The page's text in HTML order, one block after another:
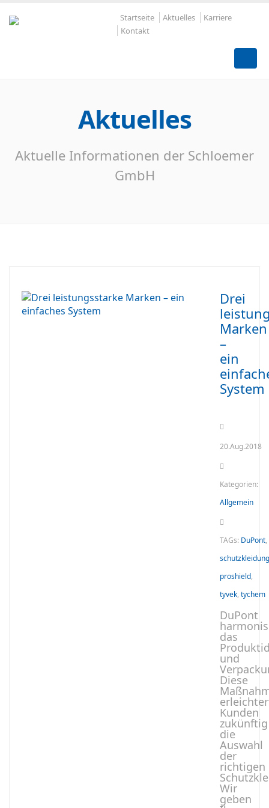
Startseite Aktuelles
Karriere
Kontakt
Aktuelles
Aktuelle Informationen der Schloemer
GmbH
Drei
Marken
–
ein
System
20.Aug.2018
Kategorien:
Allgemein
TAGs: DuPont,
schutzkleidung
proshield,
tyvek, tychem
DuPont
das
und
Diese
Kunden
zukünftig
die
Auswahl
der
richtigen
Wir
geben